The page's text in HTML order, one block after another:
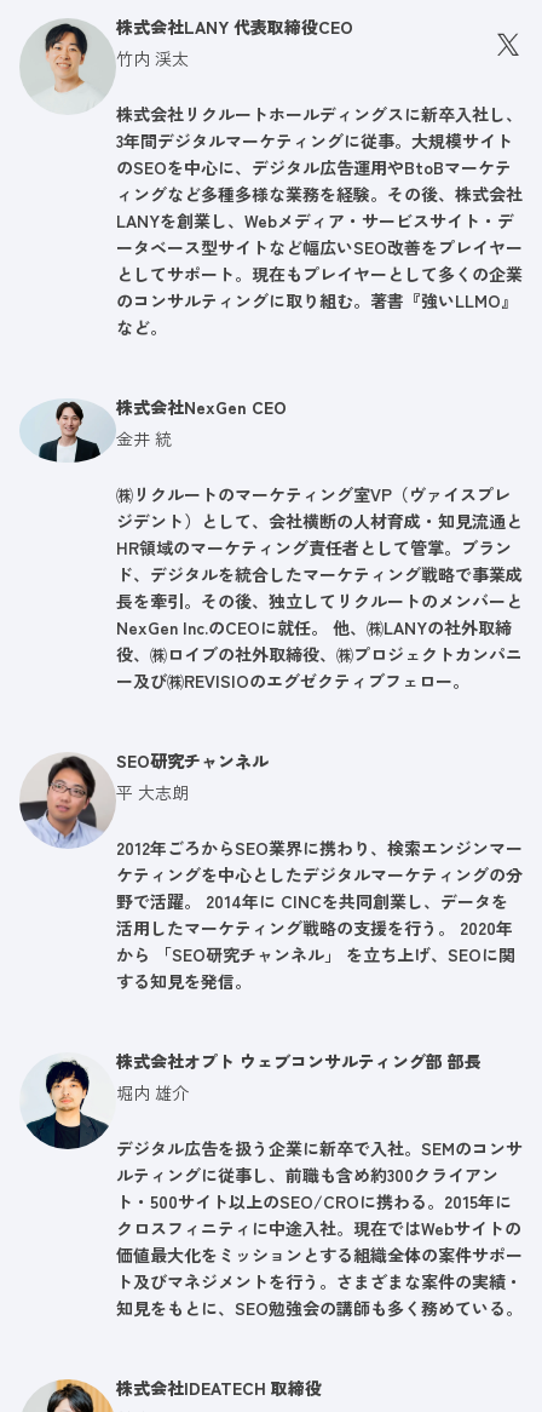
株式会社LANY 代表取締役CEO
竹内 渓太
株式会社リクルートホールディングスに新卒入社し、
3年間デジタルマーケティングに従事。大規模サイト
のSEOを中心に、デジタル広告運用やBtoBマーケテ
ィングなど多種多様な業務を経験。その後、株式会社
LANYを創業し、Webメディア・サービスサイト・デ
ータベース型サイトなど幅広いSEO改善をプレイヤー
としてサポート。現在もプレイヤーとして多くの企業
のコンサルティングに取り組む。著書『強いLLMO』
など。
株式会社NexGen CEO
金井 統
㈱リクルートのマーケティング室VP（ヴァイスプレ
ジデント）として、会社横断の人材育成・知見流通と
HR領域のマーケティング責任者として管掌。ブラン
ド、デジタルを統合したマーケティング戦略で事業成
長を牽引。その後、独立してリクルートのメンバーと
NexGen Inc.のCEOに就任。 他、㈱LANYの社外取締
役、㈱ロイブの社外取締役、㈱プロジェクトカンパニ
ー及び㈱REVISIOのエグゼクティブフェロー。
SEO研究チャンネル
平 大志朗
2012年ごろからSEO業界に携わり、検索エンジンマー
ケティングを中心としたデジタルマーケティングの分
野で活躍。 2014年に CINCを共同創業し、データを
活用したマーケティング戦略の支援を行う。 2020年
から 「SEO研究チャンネル」 を立ち上げ、SEOに関
する知見を発信。
株式会社オプト ウェブコンサルティング部 部長
堀内 雄介
デジタル広告を扱う企業に新卒で入社。SEMのコンサ
ルティングに従事し、前職も含め約300クライアン
ト・500サイト以上のSEO/CROに携わる。2015年に
クロスフィニティに中途入社。現在ではWebサイトの
価値最大化をミッションとする組織全体の案件サポー
ト及びマネジメントを行う。さまざまな案件の実績・
知見をもとに、SEO勉強会の講師も多く務めている。
株式会社IDEATECH 取締役